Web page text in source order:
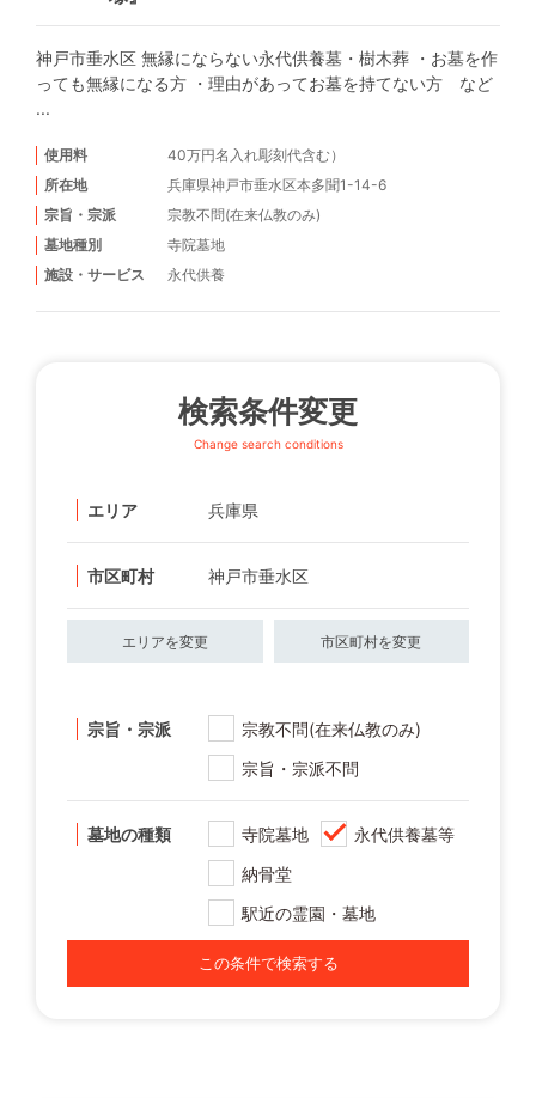
神戸市垂水区 無縁にならない永代供養墓・樹木葬 ・お墓を作
っても無縁になる方 ・理由があってお墓を持てない方 など
...
使用料
40万円名入れ彫刻代含む）
所在地
兵庫県神戸市垂水区本多聞1-14-6
宗旨・宗派
宗教不問(在来仏教のみ)
墓地種別
寺院墓地
施設・サービス
永代供養
検索条件変更
Change search conditions
エリア 兵庫県
市区町村 神戸市垂水区
エリアを変更 市区町村を変更
宗旨・宗派
宗教不問(在来仏教のみ)
宗旨・宗派不問
墓地の種類 寺院墓地
永代供養墓等
納骨堂
駅近の霊園・墓地
この条件で検索する